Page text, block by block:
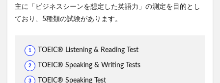
主に「ビジネスシーンを想定した英語力」の測定を目的とし
ており、5種類の試験があります。
TOEIC®️ Listening & Reading Test
TOEIC®︎ Speaking & Writing Tests
TOEIC®︎ Speaking Test